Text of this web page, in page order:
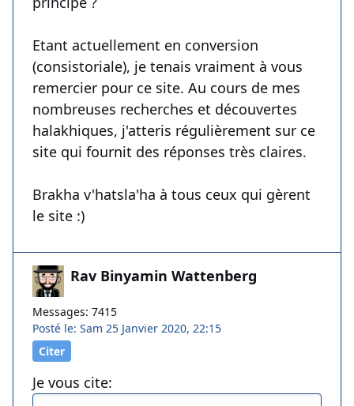
Etant actuellement en conversion
(consistoriale), je tenais vraiment à vous
remercier pour ce site. Au cours de mes
nombreuses recherches et découvertes
halakhiques, j'atteris régulièrement sur ce
site qui fournit des réponses très claires.
Brakha v'hatsla'ha à tous ceux qui gèrent
le site :)
Rav Binyamin Wattenberg
Messages: 7415
Posté le: Sam 25 Janvier 2020, 22:15
Citer
Je vous cite: